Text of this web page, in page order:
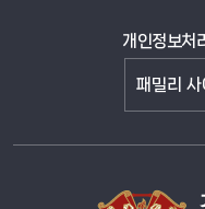
개인정보처
패밀리